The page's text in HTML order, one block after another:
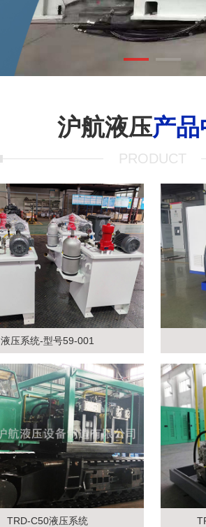
沪航液压产
PRODUCT
液压系统-型号59-001
TRD-C50液压系统